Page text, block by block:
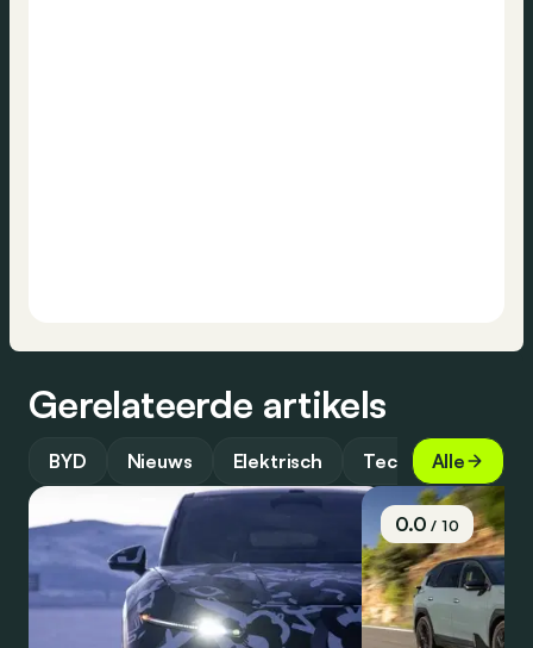
Gerelateerde artikels
BYD Nieuws Elektrisch Technologie
Alle
0.0/ 10